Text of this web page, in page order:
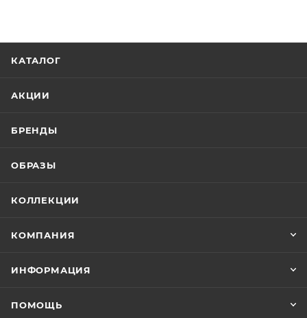
КАТАЛОГ
АКЦИИ
БРЕНДЫ
ОБРАЗЫ
КОЛЛЕКЦИИ
КОМПАНИЯ
ИНФОРМАЦИЯ
ПОМОЩЬ